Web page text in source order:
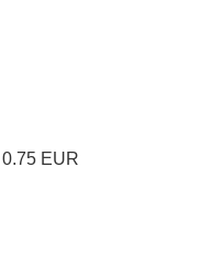
EUR